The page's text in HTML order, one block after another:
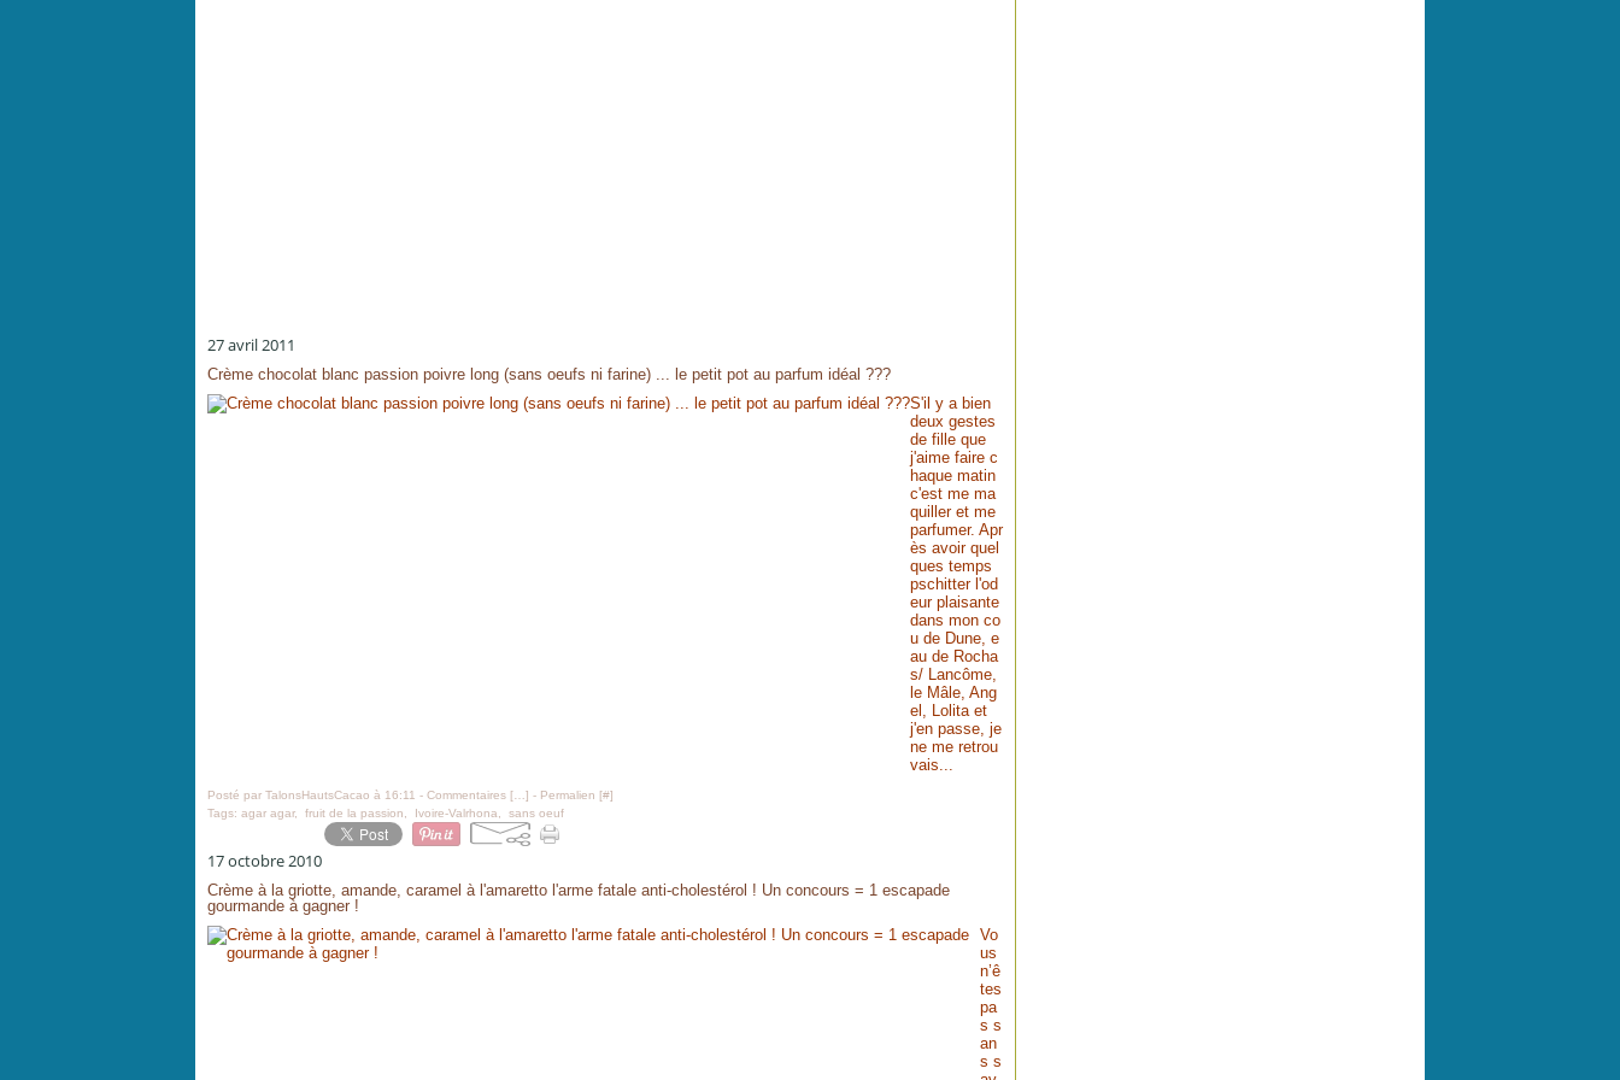
27 avril 2011
Crème chocolat blanc passion poivre long (sans oeufs ni farine) ... le petit pot au parfum idéal ???
S'il y a bien
deux gestes
de fille que
j'aime faire c
haque matin
c'est me ma
quiller et me
parfumer. Apr
ès avoir quel
ques temps
pschitter l'od
eur plaisante
dans mon co
u de Dune, e
au de Rocha
s/ Lancôme,
le Mâle, Ang
el, Lolita et
j'en passe, je
ne me retrou
vais...
Posté par TalonsHautsCacao à 16:11 - Commentaires [ ] - Permalien [#]
Tags: agar agar, fruit de la passion Ivoire-Valrhona sans oeuf
17 octobre 2010
Crème à la griotte, amande, caramel à l'amaretto l'arme fatale anti-cholestérol ! Un concours = 1 escapade
gourmande à gagner !
Vo
us
n’ê
tes
pa
s s
an
s s